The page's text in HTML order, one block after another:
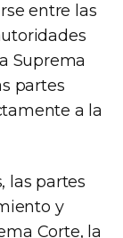
entre las
Suprema
partes
a la
las partes
y
Corte, la